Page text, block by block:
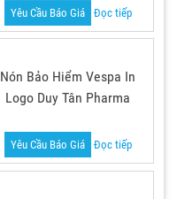
Yêu Cầu Báo Giá Đọc tiếp
Nón Bảo Hiểm Vespa In
Logo Duy Tân Pharma
Yêu Cầu Báo Giá Đọc tiếp